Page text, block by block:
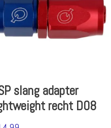
slang adapter
recht D08